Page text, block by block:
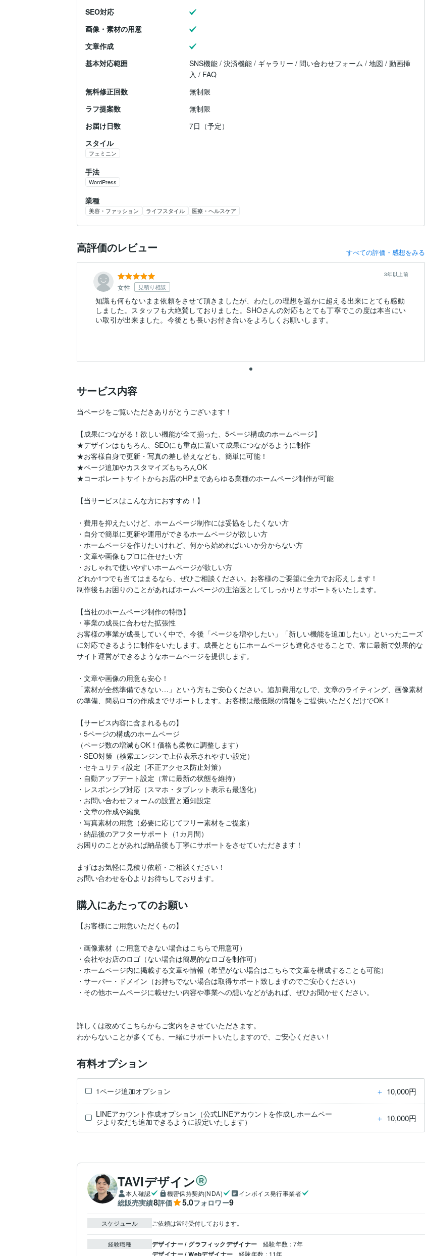
SEO対応
画像・素材の用意
文章作成
基本対応範囲
SNS機能 / 決済機能 / ギャラリー / 問い合わせフォーム / 地図 / 動画挿
入 / FAQ
無料修正回数
無制限
ラフ提案数
無制限
お届け日数
7日（予定）
スタイル
フェミニン
手法
WordPress
業種
美容・ファッション ライフスタイル 医療・ヘルスケア
高評価のレビュー すべての評価・感想をみる
女性 見積り相談
3年以上前
知識も何もないまま依頼をさせて頂きましたが、わたしの理想を遥かに超える出来にとても感動
しました。スタッフも大絶賛しておりました。SHOさんの対応もとても丁寧でこの度は本当にい
い取引が出来ました。今後とも長いお付き合いをよろしくお願いします。
サービス内容
当ページをご覧いただきありがとうございます！
【成果につながる！欲しい機能が全て揃った、5ページ構成のホームページ】
★デザインはもちろん、SEOにも重点に置いて成果につながるように制作
★お客様自身で更新・写真の差し替えなども、簡単に可能！
★ページ追加やカスタマイズもちろんOK
★コーポレートサイトからお店のHPまであらゆる業種のホームページ制作が可能
【当サービスはこんな方におすすめ！】
・費用を抑えたいけど、ホームページ制作には妥協をしたくない方
・自分で簡単に更新や運用ができるホームページが欲しい方
・ホームページを作りたいけれど、何から始めればいいか分からない方
・文章や画像もプロに任せたい方
・おしゃれで使いやすいホームページが欲しい方
どれか1つでも当てはまるなら、ぜひご相談ください。お客様のご要望に全力でお応えします！
制作後もお困りのことがあればホームページの主治医としてしっかりとサポートをいたします。
【当社のホームページ制作の特徴】
・事業の成長に合わせた拡張性
お客様の事業が成長していく中で、今後「ページを増やしたい」「新しい機能を追加したい」といったニーズ
に対応できるように制作をいたします。成長とともにホームページも進化させることで、常に最新で効果的な
サイト運営ができるようなホームページを提供します。
・文章や画像の用意も安心！
「素材が全然準備できない…」という方もご安心ください。追加費用なしで、文章のライティング、画像素材
の準備、簡易ロゴの作成までサポートします。お客様は最低限の情報をご提供いただくだけでOK！
【サービス内容に含まれるもの】
・5ページの構成のホームページ
（ページ数の増減もOK！価格も柔軟に調整します）
・SEO対策（検索エンジンで上位表示されやすい設定）
・セキュリティ設定（不正アクセス防止対策）
・自動アップデート設定（常に最新の状態を維持）
・レスポンシブ対応（スマホ・タブレット表示も最適化）
・お問い合わせフォームの設置と通知設定
・文章の作成や編集
・写真素材の用意（必要に応じてフリー素材をご提案）
・納品後のアフターサポート（1カ月間）
お困りのことがあれば納品後も丁寧にサポートをさせていただきます！
まずはお気軽に見積り依頼・ご相談ください！
お問い合わせを心よりお待ちしております。
購入にあたってのお願い
【お客様にご用意いただくもの】
・画像素材（ご用意できない場合はこちらで用意可）
・会社やお店のロゴ（ない場合は簡易的なロゴを制作可）
・ホームページ内に掲載する文章や情報（希望がない場合はこちらで文章を構成することも可能）
・サーバー・ドメイン（お持ちでない場合は取得サポート致しますのでご安心ください）
・その他ホームページに載せたい内容や事業への想いなどがあれば、ぜひお聞かせください。
詳しくは改めてこちらからご案内をさせていただきます。
わからないことが多くても、一緒にサポートいたしますので、ご安心ください！
有料オプション
1ページ追加オプション ＋ 10,000円
LINEアカウント作成オプション（公式LINEアカウントを作成しホームペー
ジより友だち追加できるように設定いたします）
＋ 10,000円
TAVIデザイン
本人確認 機密保持契約(NDA) インボイス発行事業者
総販売実績8評価 5.0フォロワー9
スケジュール ご依頼は常時受付しております。
経験職種 デザイナー / グラフィックデザイナー 経験年数 : 7年
デザイナー / Webデザイナー 経験年数 : 11年